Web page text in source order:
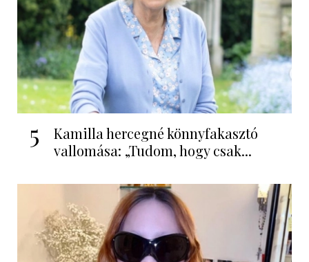
5
Kamilla hercegné könnyfakasztó
vallomása: „Tudom, hogy csak...